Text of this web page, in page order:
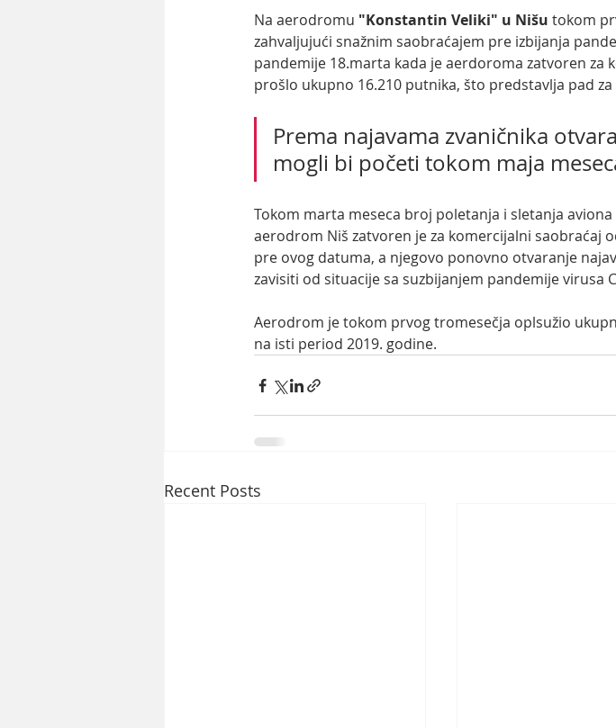
Na aerodromu "Konstantin Veliki" u Nišu tokom
zahvaljujući snažnim saobraćajem pre izbijanja
pandemije 18.marta kada je aerdoroma zatvoren za
prošlo ukupno 16.210 putnika, što predstavlja pad za
Prema najavama zvaničnika
mogli bi početi tokom maja
Tokom marta meseca broj poletanja i sletanja aviona
aerodrom Niš zatvoren je za komercijalni saobraćaj
pre ovog datuma, a njegovo ponovno otvaranje
zavisiti od situacije sa suzbijanjem pandemije virusa
Aerodrom je tokom prvog tromesečja oplsužio
na isti period 2019. godine.
Recent Posts